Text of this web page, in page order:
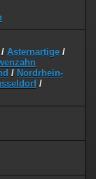
/ Asternartige /
/ Nordrhein-
/